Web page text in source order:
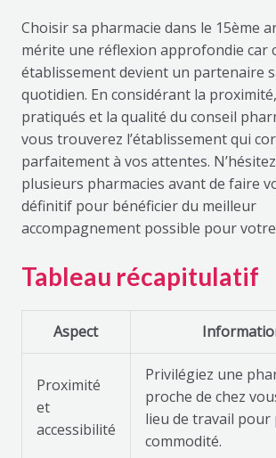
Choisir sa pharmacie dans le 15ème
mérite une réflexion approfondie car
établissement devient un partenaire
quotidien. En considérant la
pratiqués et la qualité du conseil
vous trouverez l’établissement qui
parfaitement à vos attentes.
plusieurs pharmacies avant de faire
définitif pour bénéficier du meilleur
accompagnement possible pour
Tableau récapitulatif
Aspect
Proximité
et
accessibilité
Privilégiez une
proche de chez
lieu de travail pour
commodité.